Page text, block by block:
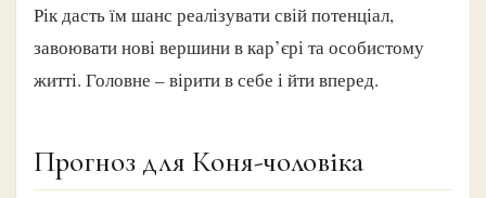
Рік дасть їм шанс реалізувати свій потенціал,
завоювати нові вершини в кар’єрі та особистому
житті. Головне – вірити в себе і йти вперед.
Прогноз для Коня-чоловіка